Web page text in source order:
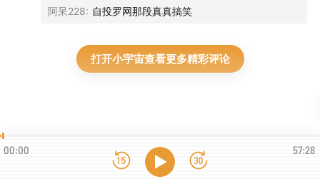
阿呆228: 自投罗网那段真真搞笑
打开小宇宙查看更多精彩评论
00:00 57:28